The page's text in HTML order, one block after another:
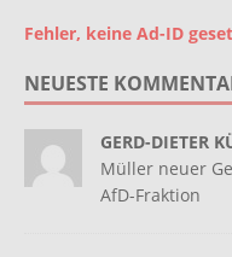
Fehler, keine Ad-ID
NEUESTE
GERD-DIETER
Müller neuer
AfD-Fraktion